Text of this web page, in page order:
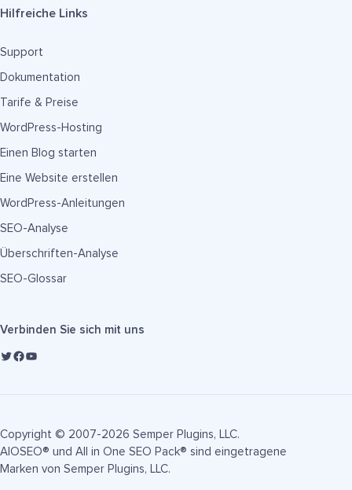
Hilfreiche Links
Support
Dokumentation
Tarife & Preise
WordPress-Hosting
Einen Blog starten
Eine Website erstellen
WordPress-Anleitungen
SEO-Analyse
Überschriften-Analyse
SEO-Glossar
Verbinden Sie sich mit uns
Copyright © 2007-2026 Semper Plugins, LLC.
AIOSEO® und All in One SEO Pack® sind eingetragene
Marken von Semper Plugins, LLC.